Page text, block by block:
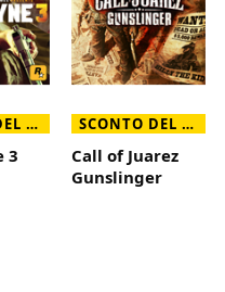
SCONTO DEL 65%
3
SCONTO DEL 80%
Call of Juarez
Gunslinger